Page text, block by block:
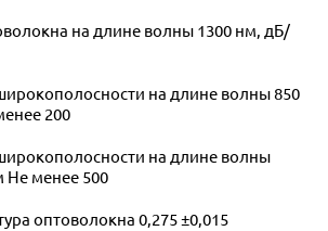
на длине волны 1300 нм, дБ/
на длине волны 850
200
на длине волны
Не менее 500
оптоволокна 0,275 ±0,015